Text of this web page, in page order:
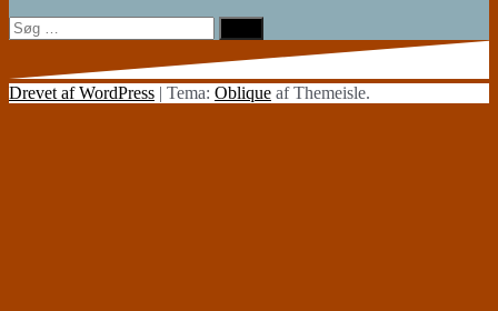
Søg
efter:
Drevet af WordPress | Tema: Oblique af Themeisle.